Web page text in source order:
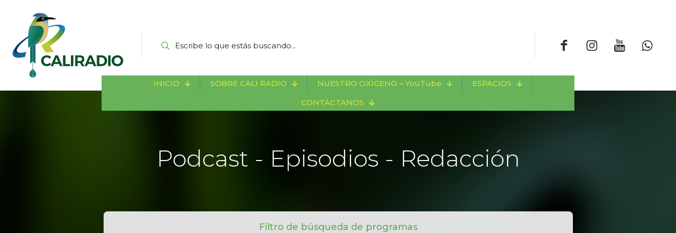
INICIO SOBRE CALI RADIO NUESTRO OXÍGENO – YouTube
ESPACIOS
CONTÁCTANOS
Podcast - Episodios - Redacción
Filtro de búsqueda de programas